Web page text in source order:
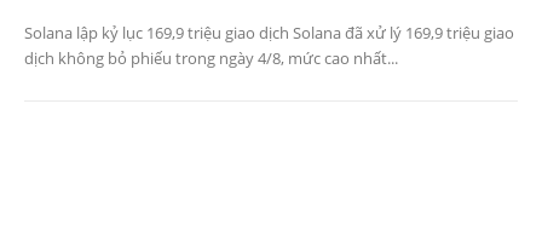
Solana lập kỷ lục 169,9 triệu giao dịch Solana đã xử lý 169,9 triệu giao
dịch không bỏ phiếu trong ngày 4/8, mức cao nhất...